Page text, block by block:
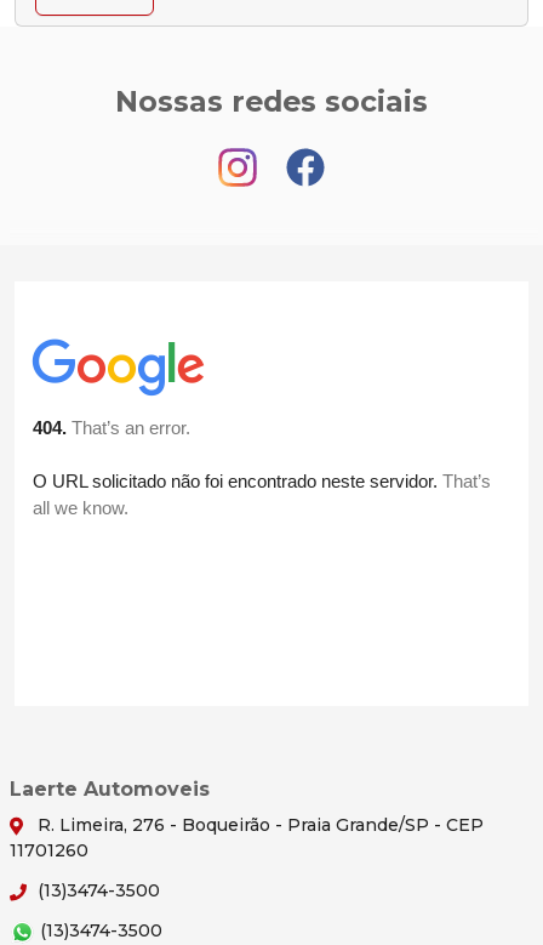
Nossas redes sociais
Laerte Automoveis
R. Limeira, 276 - Boqueirão - Praia Grande/SP - CEP
11701260
(13)3474-3500
(13)3474-3500